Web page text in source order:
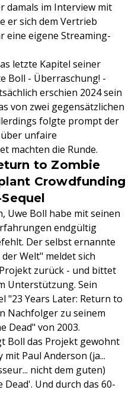
damals im Interview mit
er sich dem Vertrieb
eine eigene Streaming-
letzte Kapitel seiner
Boll - Überraschung! -
erschien 2024 sein
von zwei gegensätzlichen
folgte prompt der
unfaire
machten die Runde.
to Zombie
Crowdfunding
Uwe Boll habe mit seinen
endgültig
Der selbst ernannte
Welt" meldet sich
zurück - und bittet
Unterstützung. Sein
"23 Years Later: Return to
Nachfolger zu seinem
Dead" von 2003.
Boll das Projekt gewohnt
Paul Anderson (ja...
nicht dem guten)
Und durch das 60-